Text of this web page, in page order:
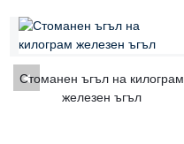
Стоманен ъгъл на килограм
железен ъгъл